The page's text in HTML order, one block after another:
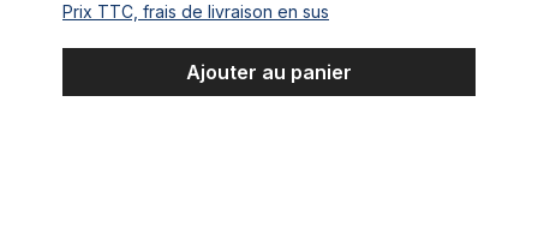
Prix TTC, frais de livraison en sus
Ajouter au panier